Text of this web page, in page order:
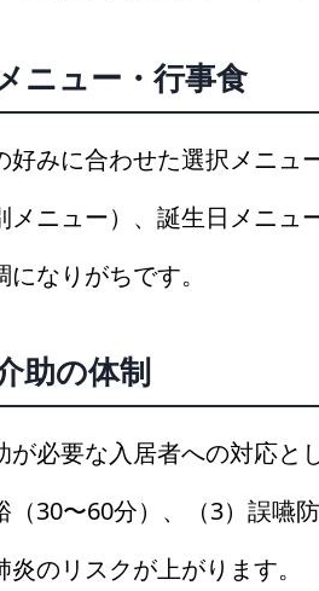
ニュー・行事食
好みに合わせた選択メニュ
メニュー）、誕生日メニュ
なりがちです。
助の体制
が必要な入居者への対応と
（30〜60分）、（3）誤嚥
炎のリスクが上がります。